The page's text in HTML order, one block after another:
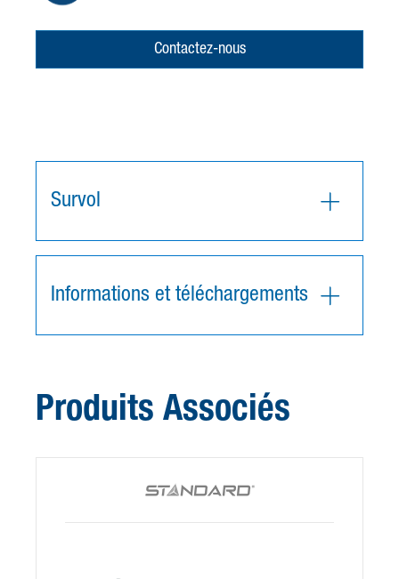
Contactez-nous
Survol
Informations et téléchargements
Produits Associés